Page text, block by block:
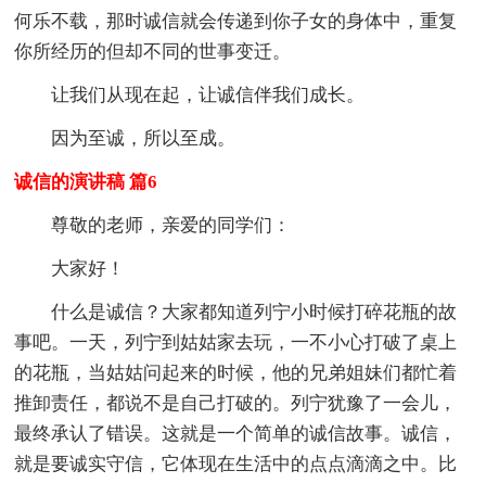
何乐不载，那时诚信就会传递到你子女的身体中，重复
你所经历的但却不同的世事变迁。
让我们从现在起，让诚信伴我们成长。
因为至诚，所以至成。
诚信的演讲稿 篇6
尊敬的老师，亲爱的同学们：
大家好！
什么是诚信？大家都知道列宁小时候打碎花瓶的故
事吧。一天，列宁到姑姑家去玩，一不小心打破了桌上
的花瓶，当姑姑问起来的时候，他的兄弟姐妹们都忙着
推卸责任，都说不是自己打破的。列宁犹豫了一会儿，
最终承认了错误。这就是一个简单的诚信故事。诚信，
就是要诚实守信，它体现在生活中的点点滴滴之中。比